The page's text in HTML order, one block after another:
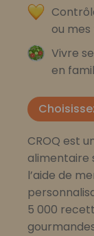
ou
Vivre
en
CROQ est
alimentaire
l’aide de
5 000